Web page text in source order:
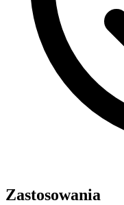
Zastosowania